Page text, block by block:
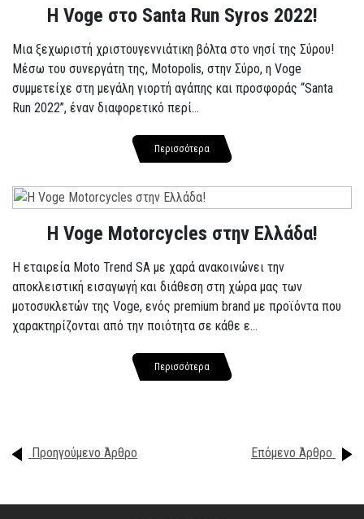
Η Voge στο Santa Run Syros 2022!
Μια ξεχωριστή χριστουγεννιάτικη βόλτα στο νησί της Σύρου!
Μέσω του συνεργάτη της, Motopolis, στην Σύρο, η Voge
συμμετείχε στη μεγάλη γιορτή αγάπης και προσφοράς “Santa
Run 2022”, έναν διαφορετικό περί...
Περισσότερα
H Voge Motorcycles στην Ελλάδα!
Η εταιρεία Moto Trend SA με χαρά ανακοινώνει την
αποκλειστική εισαγωγή και διάθεση στη χώρα μας των
μοτοσυκλετών της Voge, ενός premium brand με προϊόντα που
χαρακτηρίζονται από την ποιότητα σε κάθε ε...
Περισσότερα
Προηγούμενο Άρθρο Επόμενο Άρθρο